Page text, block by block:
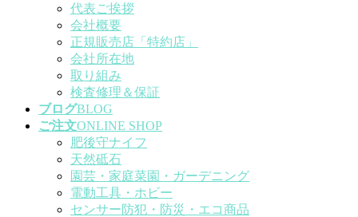
代表ご挨拶
会社概要
正規販売店「特約店」
会社所在地
取り組み
検査修理＆保証
ブログBLOG
ご注文ONLINE SHOP
肥後守ナイフ
天然砥石
園芸・家庭菜園・ガーデニング
電動工具・ホビー
センサー防犯・防災・エコ商品